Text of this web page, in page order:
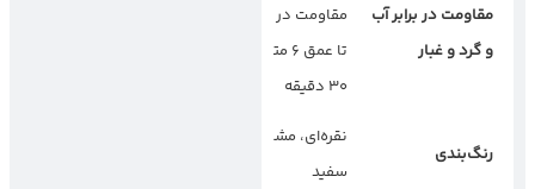
مقاومت در برابر آب
و گرد و غبار
مقاومت در برابر آب
تا عمق ۶ متر به مدت
۳۰ دقیقه
رنگ‌بندی
نقره‌ای، مشکی، آبی،
سفید